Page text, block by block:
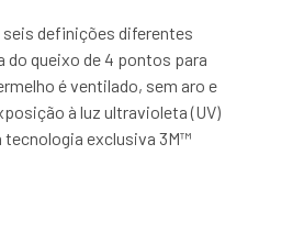
definições diferentes
do queixo de 4 pontos para
é ventilado, sem aro e
à luz ultravioleta (UV)
exclusiva 3M™